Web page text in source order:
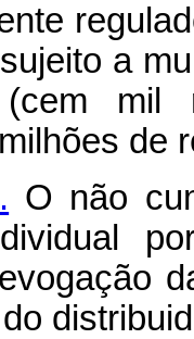
a
(cem mil
de
O não